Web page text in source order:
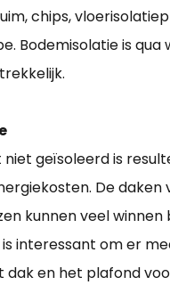
chips,
Bodemisolatie is
niet geïsoleerd is
De daken
kunnen veel winnen
interessant om er
dak en het plafond